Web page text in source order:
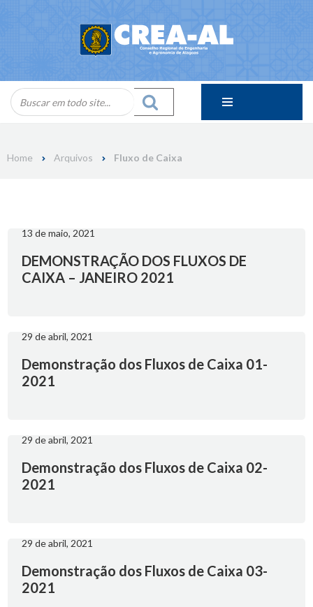
Home Arquivos Fluxo de Caixa
13 de maio, 2021
DEMONSTRAÇÃO DOS FLUXOS DE
CAIXA – JANEIRO 2021
29 de abril, 2021
Demonstração dos Fluxos de Caixa 01-
2021
29 de abril, 2021
Demonstração dos Fluxos de Caixa 02-
2021
29 de abril, 2021
Demonstração dos Fluxos de Caixa 03-
2021